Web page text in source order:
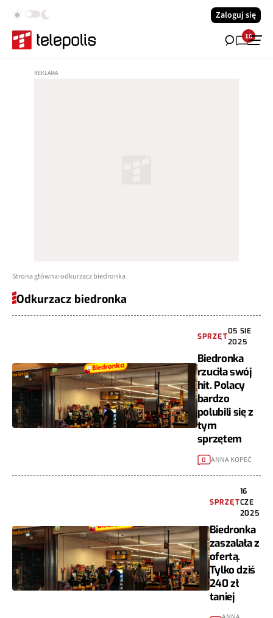
Zaloguj się
18
Strona główna odkurzacz biedronka
Odkurzacz biedronka
SPRZĘT
05 SIE
2025
Biedronka
rzuciła swój
hit. Polacy
bardzo
polubili się z
tym
sprzętem
0 ANNA KOPEĆ
SPRZĘT
16
CZE
2025
Biedronka
zaszalała z
ofertą.
Tylko dziś
240 zł
taniej